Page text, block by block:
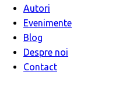
Autori
Evenimente
Blog
Despre noi
Contact